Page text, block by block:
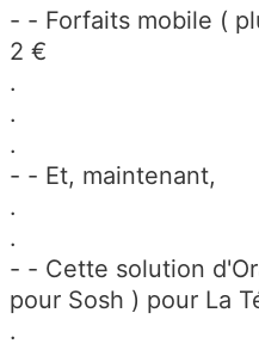
- - Forfaits mobile (
2 €
.
.
.
- - Et, maintenant,
.
.
- - Cette solution
pour Sosh ) pour La
.